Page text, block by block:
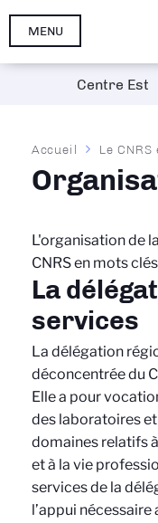
Aller
MENU
Fil
d'Ariane
Accueil Le
L'organisation de
CNRS en mots clés
La
services
La délégation
déconcentrée du
Elle a pour
des laboratoires
domaines relatifs
et à la vie
services de la
l’appui